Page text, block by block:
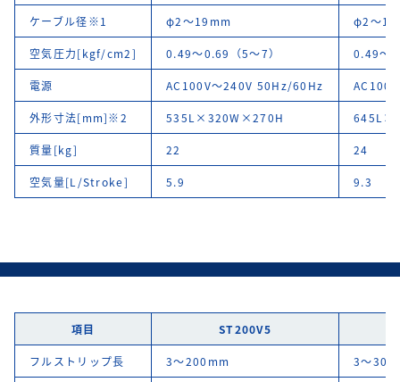
ケーブル径※1 φ2～19mm φ2～
空気圧力[kgf/cm2] 0.49～0.69（5～7） 0.49～
電源 AC100V～240V 50Hz/60Hz
外形寸法[mm]※2 535L×320W×270H
質量[kg] 22 24
空気量[L/Stroke] 5.9 9.3
項目 ST200V5
フルストリップ長 3～200mm 3～